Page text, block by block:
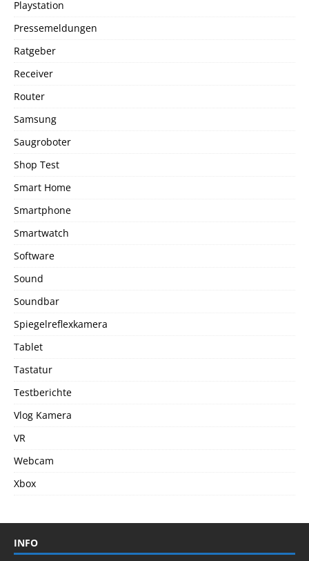
Playstation
Pressemeldungen
Ratgeber
Receiver
Router
Samsung
Saugroboter
Shop Test
Smart Home
Smartphone
Smartwatch
Software
Sound
Soundbar
Spiegelreflexkamera
Tablet
Tastatur
Testberichte
Vlog Kamera
VR
Webcam
Xbox
INFO